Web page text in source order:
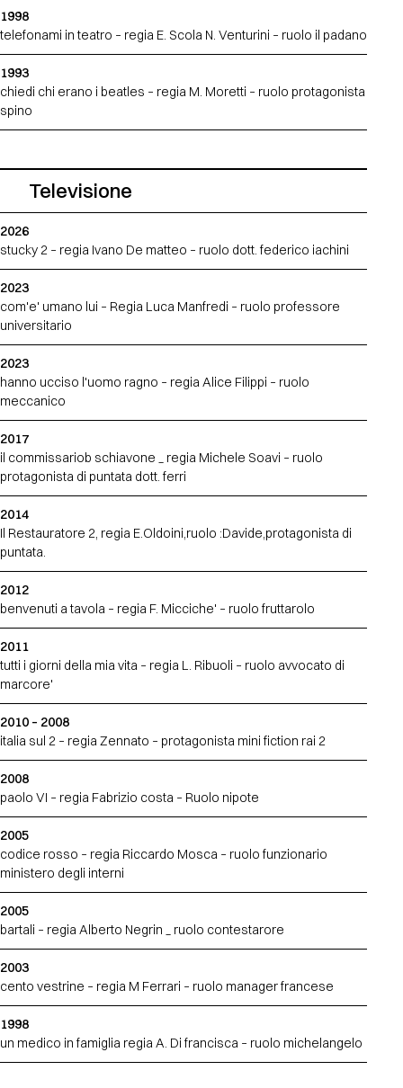
1998
telefonami in teatro – regia E. Scola N. Venturini – ruolo il padano
1993
chiedi chi erano i beatles – regia M. Moretti – ruolo protagonista
spino
Televisione
2026
stucky 2 – regia Ivano De matteo – ruolo dott. federico iachini
2023
com'e' umano lui – Regia Luca Manfredi – ruolo professore
universitario
2023
hanno ucciso l'uomo ragno – regia Alice Filippi – ruolo
meccanico
2017
il commissariob schiavone _ regia Michele Soavi – ruolo
protagonista di puntata dott. ferri
2014
Il Restauratore 2, regia E.Oldoini,ruolo :Davide,protagonista di
puntata.
2012
benvenuti a tavola – regia F. Micciche' – ruolo fruttarolo
2011
tutti i giorni della mia vita – regia L. Ribuoli – ruolo avvocato di
marcore'
2010 – 2008
italia sul 2 – regia Zennato – protagonista mini fiction rai 2
2008
paolo VI – regia Fabrizio costa – Ruolo nipote
2005
codice rosso – regia Riccardo Mosca – ruolo funzionario
ministero degli interni
2005
bartali – regia Alberto Negrin _ ruolo contestarore
2003
cento vestrine – regia M Ferrari – ruolo manager francese
1998
un medico in famiglia regia A. Di francisca – ruolo michelangelo